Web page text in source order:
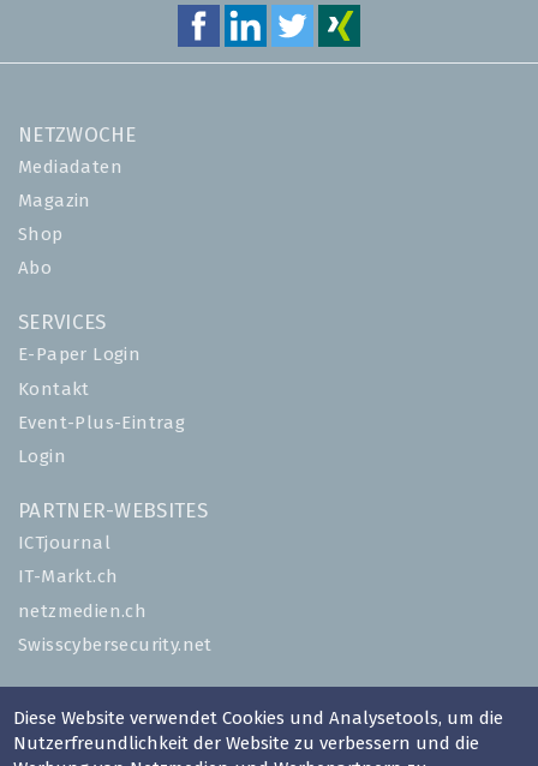
NETZWOCHE
Mediadaten
Magazin
Shop
Abo
SERVICES
E-Paper Login
Kontakt
Event-Plus-Eintrag
Login
PARTNER-WEBSITES
ICTjournal
IT-Markt.ch
netzmedien.ch
Swisscybersecurity.net
Diese Website verwendet Cookies und Analysetools, um die
Nutzerfreundlichkeit der Website zu verbessern und die